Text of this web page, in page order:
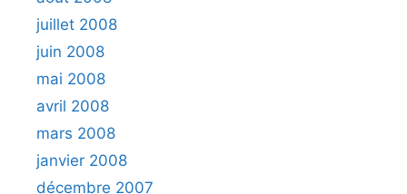
juillet 2008
juin 2008
mai 2008
avril 2008
mars 2008
janvier 2008
décembre 2007